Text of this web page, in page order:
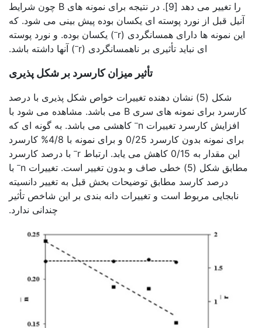
را تغییر می دهد [9]. در نتیجه برای نمونه های B چون شرایط
آنیل قبل از نورد پوسته ای یکسان بوده پیش بینی می شود. که
این نمونه ها دارای همسانگردی (r –) یکسان بوده. و نورد پوسته
ای نباید تأثیری بر ناهمسانگردی (r –) آنها داشته باشد.
تأثیر میزان کارسرد بر شکل پذیری
شکل (5) نشان دهنده تغییرات خواص شکل پذیری با درصد
کارسرد برای نمونه های سری B می باشد. مشاهده می شود با
افزایش کارسرد تغییرات n
– کاهشی می باشد. به گونه ای که
برای نمونه بدون کارسرد 0/25 و برای نمونه با 4/8% کارسرد
این مقدار به 0/15 کاهش می یابد. ارتباط r
– با درصد کارسرد
مطابق شکل (5) خطی صاف و بدون تغییر است. تغییرات n
– با
درصد کارسد مطابق توضیحات بخش قبل به تغییر دانسیته
نابجایی مربوط است و تغییرات دانه بندی بر این شاخص تأثیر
چندانی ندارد.